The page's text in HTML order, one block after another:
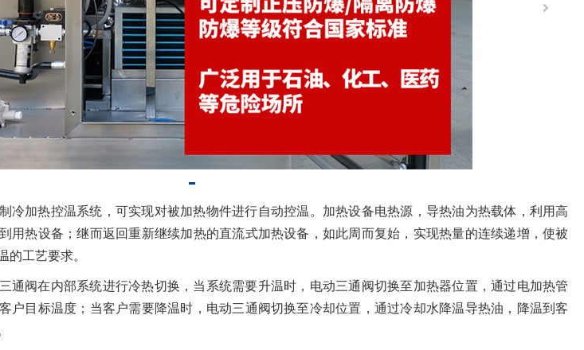
冷加热控温系统，可实现对被加热物件进行自动控温。加热设备电热源，导热油为热载体，利用高
用热设备；继而返回重新继续加热的直流式加热设备，如此周而复始，实现热量的连续递增，使被
的工艺要求。
通阀在内部系统进行冷热切换，当系统需要升温时，电动三通阀切换至加热器位置，通过电加热管
户目标温度；当客户需要降温时，电动三通阀切换至冷却位置，通过冷却水降温导热油，降温到客